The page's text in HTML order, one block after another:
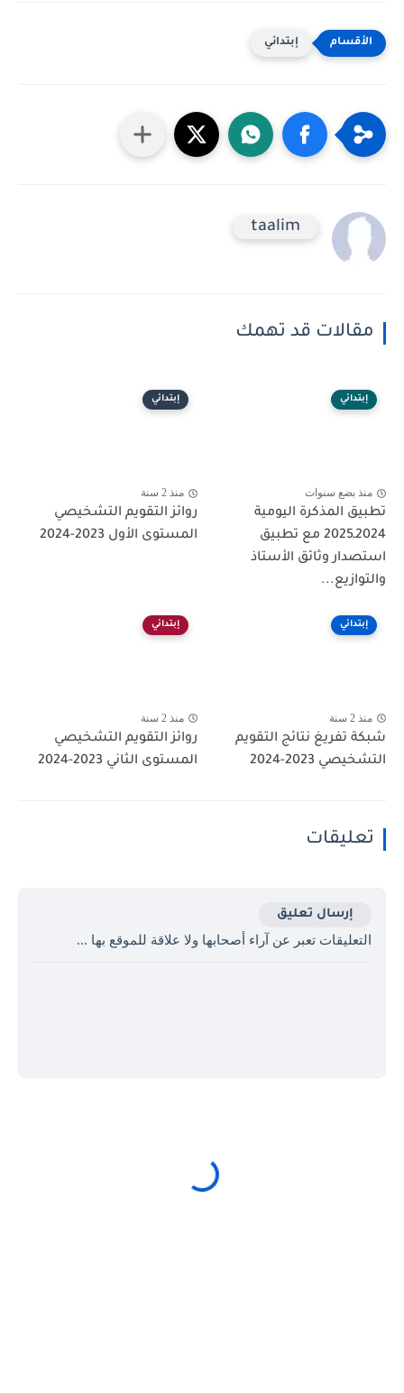
إبتدائي
taalim
مقالات قد تهمك
إبتدائي
منذ بضع سنوات
تطبيق المذكرة اليومية
2024ـ2025 مع تطبيق
استصدار وثائق الأستاذ
والتوازيع...
إبتدائي
منذ 2 سنة
روائز التقويم التشخيصي
المستوى الأول 2023-2024
إبتدائي
منذ 2 سنة
شبكة تفريغ نتائج التقويم
التشخيصي 2023-2024
إبتدائي
منذ 2 سنة
روائز التقويم التشخيصي
المستوى الثاني 2023-2024
تعليقات
إرسال تعليق
التعليقات تعبر عن آراء أصحابها ولا علاقة للموقع بها ...